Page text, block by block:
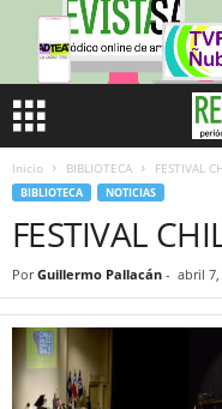
Inicio BIBLIOTECA FESTIVAL
BIBLIOTECA NOTICIAS
FESTIVAL
Por Guillermo Pallacán - abril 7,